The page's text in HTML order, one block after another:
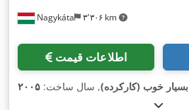
Nagykáta ۳٬۳۰۶ km
اطلاعات قیمت
بسیار خوب (کارکرده), سال ساخت: ۲۰۰۵